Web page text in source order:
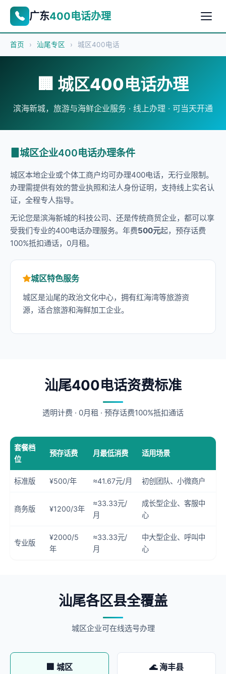
广东400电话办理
首页 › 汕尾专区 › 城区400电话
🏢 城区400电话办理
滨海新城，旅游与海鲜企业服务 · 线上办理 · 可当天开通
城区企业400电话办理条件
城区本地企业或个体工商户均可办理400电话，无行业限制。
办理需提供有效的营业执照和法人身份证明，支持线上实名认
证，全程专人指导。
无论您是滨海新城的科技公司、还是传统商贸企业，都可以享
受我们专业的400电话办理服务。年费500元起，预存话费
100%抵扣通话，0月租。
城区特色服务
城区是汕尾的政治文化中心，拥有红海湾等旅游资
源，适合旅游和海鲜加工企业。
汕尾400电话资费标准
透明计费 · 0月租 · 预存话费100%抵扣通话
套餐档
位
预存话费 月最低消费 适用场景
标准版 ¥500/年 ≈41.67元/月 初创团队、小微商户
商务版 ¥1200/3年
≈33.33元/
月
成长型企业、客服中
心
专业版
¥2000/5
年
≈33.33元/
月
中大型企业、呼叫中
心
汕尾各区县全覆盖
城区企业可在线选号办理
🏢 城区 🌊 海丰县